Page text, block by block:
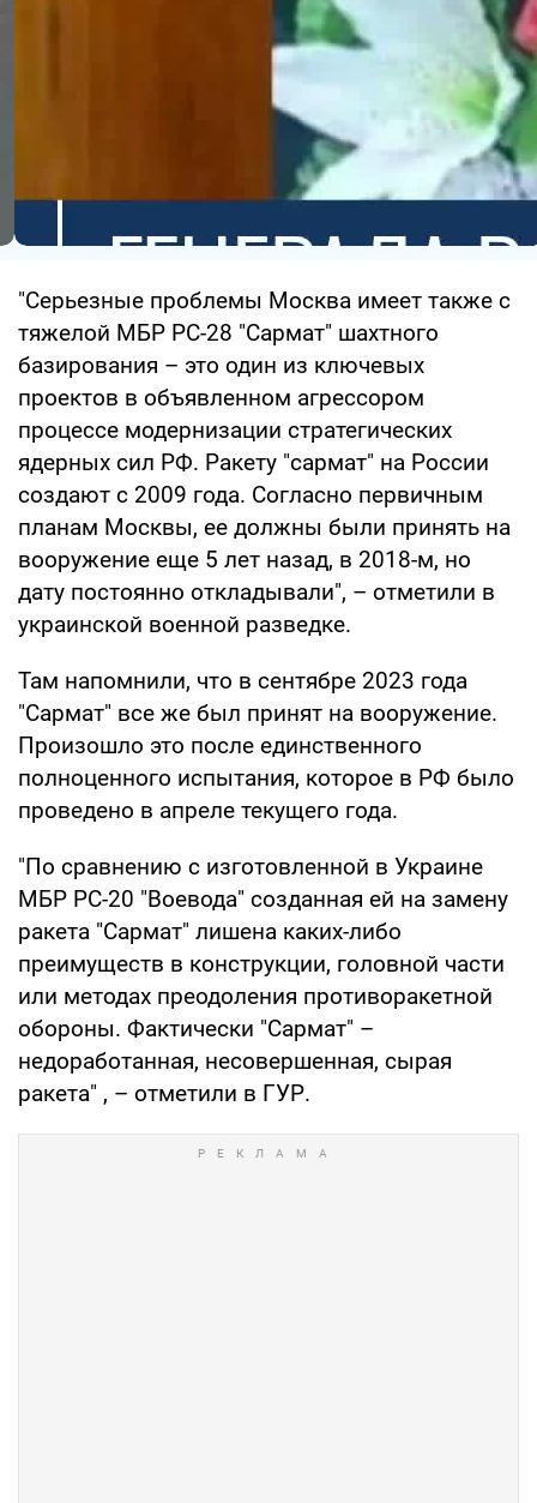
"Серьезные проблемы Москва имеет также с
тяжелой МБР РС-28 "Сармат" шахтного
базирования – это один из ключевых
проектов в объявленном агрессором
процессе модернизации стратегических
ядерных сил РФ. Ракету "сармат" на России
создают с 2009 года. Согласно первичным
планам Москвы, ее должны были принять на
вооружение еще 5 лет назад, в 2018-м, но
дату постоянно откладывали", – отметили в
украинской военной разведке.
Там напомнили, что в сентябре 2023 года
"Сармат" все же был принят на вооружение.
Произошло это после единственного
полноценного испытания, которое в РФ было
проведено в апреле текущего года.
"По сравнению с изготовленной в Украине
МБР РС-20 "Воевода" созданная ей на замену
ракета "Сармат" лишена каких-либо
преимуществ в конструкции, головной части
или методах преодоления противоракетной
обороны. Фактически "Сармат" –
недоработанная, несовершенная, сырая
ракета" , – отметили в ГУР.